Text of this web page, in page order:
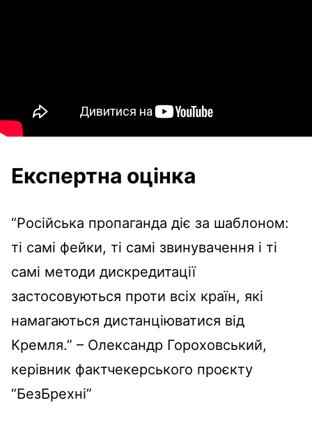
Експертна оцінка
“Російська пропаганда діє за шаблоном:
ті самі фейки, ті самі звинувачення і ті
самі методи дискредитації
застосовуються проти всіх країн, які
намагаються дистанціюватися від
Кремля.” – Олександр Гороховський,
керівник фактчекерського проєкту
“БезБрехні”